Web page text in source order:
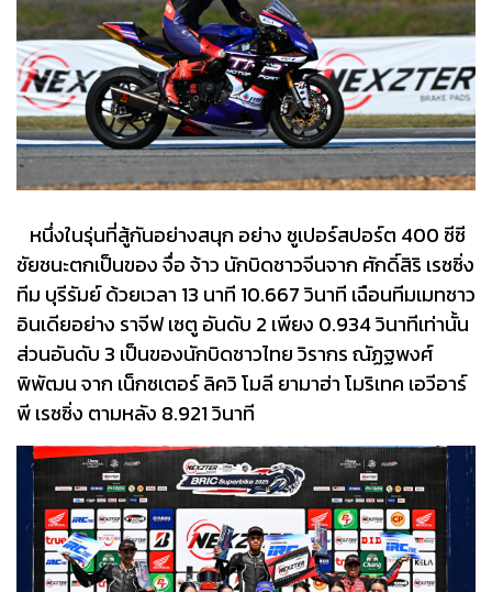
หนึ่งในรุ่นที่สู้กันอย่างสนุก อย่าง ซูเปอร์สปอร์ต 400 ซีซี
ชัยชนะตกเป็นของ จื่อ จ้าว นักบิดชาวจีนจาก ศักดิ์สิริ เรซซิ่ง
ทีม บุรีรัมย์ ด้วยเวลา 13 นาที 10.667 วินาที เฉือนทีมเมทชาว
อินเดียอย่าง ราจีฟ เซตู อันดับ 2 เพียง 0.934 วินาทีเท่านั้น
ส่วนอันดับ 3 เป็นของนักบิดชาวไทย วิรากร ณัฏฐพงศ์
พิพัฒน จาก เน็กซเตอร์ ลิควิ โมลี ยามาฮ่า โมริเทค เอวีอาร์
พี เรซซิ่ง ตามหลัง 8.921 วินาที